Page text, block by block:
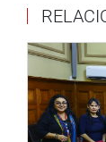
También,
simple, se
una
número de
lista que